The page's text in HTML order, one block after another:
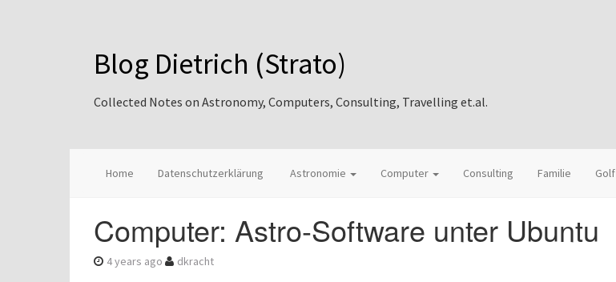
Blog Dietrich (Strato)
Collected Notes on Astronomy, Computers, Consulting, Travelling et.al.
Home Datenschutzerklärung Astronomie Computer Consulting Familie Golf
Computer: Astro-Software unter Ubuntu
4 years ago dkracht